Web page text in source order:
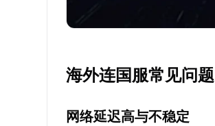
海外连国服常见问题
网络延迟高与不稳定